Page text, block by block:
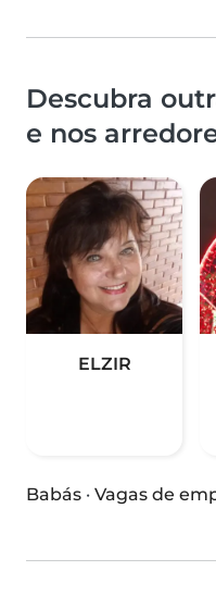
Descubra
e nos
ELZIR
Babás · Vagas de